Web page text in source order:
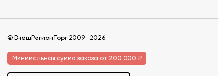
© ВнешРегионТорг 2009—2026
Минимальная сумма заказа от 200 000 ₽